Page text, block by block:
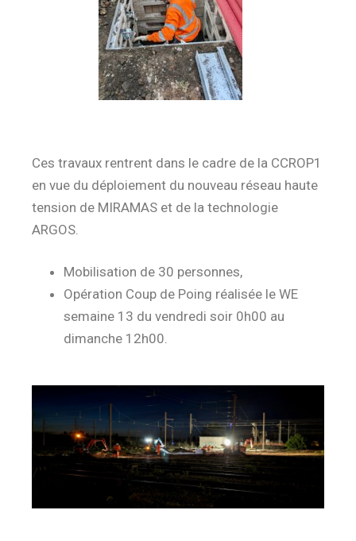
Ces travaux rentrent dans le cadre de la CCROP1
en vue du déploiement du nouveau réseau haute
tension de MIRAMAS et de la technologie
ARGOS.
Mobilisation de 30 personnes,
Opération Coup de Poing réalisée le WE
semaine 13 du vendredi soir 0h00 au
dimanche 12h00.